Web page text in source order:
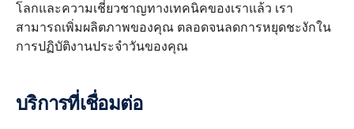
โลกและความเชี่ยวชาญทางเทคนิคของเราแล้ว เรา
สามารถเพิ่มผลิตภาพของคุณ ตลอดจนลดการหยุดชะงักใน
การปฏิบัติงานประจำวันของคุณ
บริการที่เชื่อมต่อ